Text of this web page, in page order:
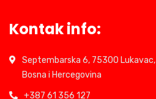
Kontak info:
Septembarska 6, 75300 Lukavac,
Bosna i Hercegovina
+387 61 356 127